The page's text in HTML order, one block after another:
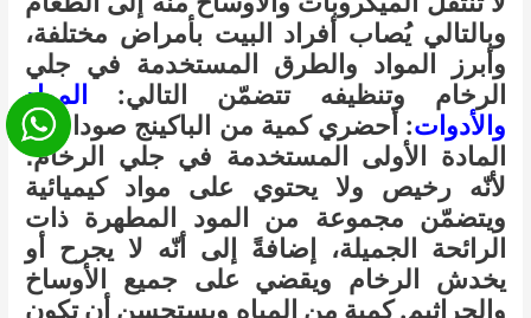
وبالتالي يُصاب أفراد البيت بأمراض مختلفة،
وأبرز المواد والطرق المستخدمة في جلي
الرخام وتنظيفه تتضمّن التالي:
المواد
والأدوات: أحضري كمية من الباكينج صودا وهو
المادة الأولى المستخدمة في جلي الرخام؛
لأنّه رخيص ولا يحتوي على مواد كيميائية
ويتضمّن مجموعة من المود المطهرة ذات
الرائحة الجميلة، إضافةً إلى أنّه لا يجرح أو
يخدش الرخام ويقضي على جميع الأوساخ
والجراثيم. كمية من المياه ويستحسن أن تكون